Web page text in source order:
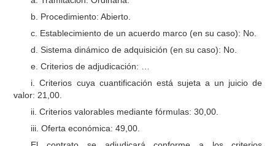
b. Procedimiento: Abierto.
c. Establecimiento de un acuerdo marco (en su caso): No.
d. Sistema dinámico de adquisición (en su caso): No.
e. Criterios de adjudicación: …
i. Criterios cuya cuantificación está sujeta a un juicio de
valor: 21,00.
ii. Criterios valorables mediante fórmulas: 30,00.
iii. Oferta económica: 49,00.